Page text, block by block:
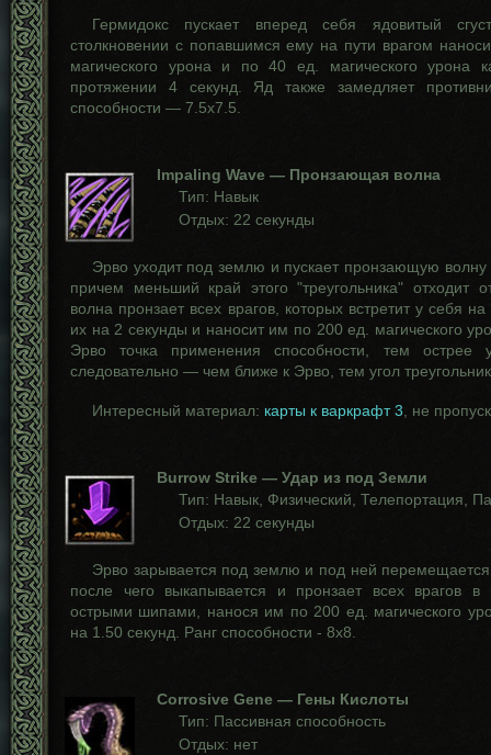
Гермидокс пускает вперед себя ядовитый
столкновении с попавшимся ему на пути врагом
магического урона и по 40 ед. магического урона
протяжении 4 секунд. Яд также замедляет
способности — 7.5х7.5.
Impaling Wave — Пронзающая волна
Тип: Навык
Отдых: 22 секунды
Эрво уходит под землю и пускает пронзающую волну
причем меньший край этого "треугольника" отходит
волна пронзает всех врагов, которых встретит у себя
их на 2 секунды и наносит им по 200 ед. магического
Эрво точка применения способности, тем острее
следовательно — чем ближе к Эрво, тем угол
Интересный материал: карты к варкрафт 3 , не
Burrow Strike — Удар из под Земли
Тип: Навык, Физический, Телепортация,
Отдых: 22 секунды
Эрво зарывается под землю и под ней перемещается
после чего выкапывается и пронзает всех врагов в
острыми шипами, нанося им по 200 ед. магического
на 1.50 секунд. Ранг способности - 8х8.
Corrosive Gene — Гены Кислоты
Тип: Пассивная способность
Отдых: нет